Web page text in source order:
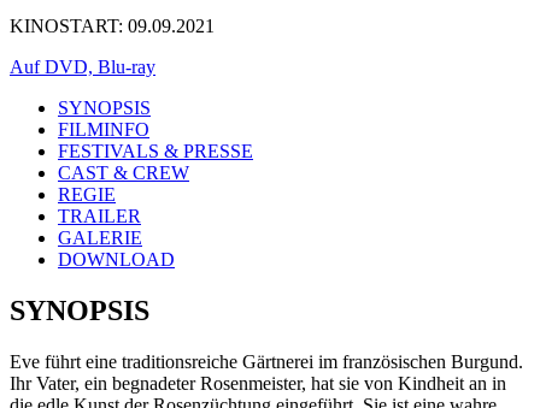
KINOSTART: 09.09.2021
Auf DVD, Blu-ray
SYNOPSIS
FILMINFO
FESTIVALS & PRESSE
CAST & CREW
REGIE
TRAILER
GALERIE
DOWNLOAD
SYNOPSIS
Eve führt eine traditionsreiche Gärtnerei im französischen Burgund.
Ihr Vater, ein begnadeter Rosenmeister, hat sie von Kindheit an in